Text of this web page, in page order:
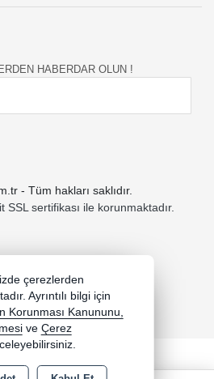
HABERDAR OLUN !
- Tüm hakları saklıdır.
SSL sertifikası ile korunmaktadır.
E-Ticaret ile hazırlanmıştır.
çerezlerden
Ayrıntılı bilgi için
Korunması Kanununu,
ve Çerez